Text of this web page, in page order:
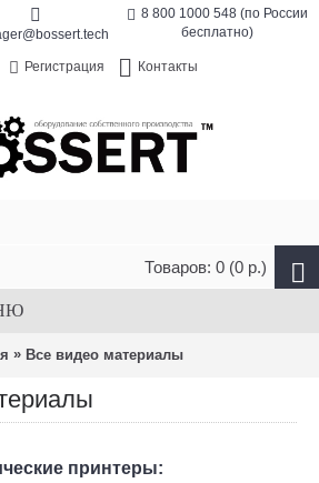
8 800 1000 548 (по России
бесплатно)
Регистрация Контакты
Товаров: 0 (0 р.)
» Все видео материалы
принтеры: